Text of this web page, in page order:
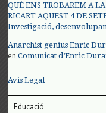
QUÈ ENS TROBAREM A
RICART AQUEST 4 DE
Investigació,
Anarchist genius Enric
enComunicat d’Enric
Avis Legal
Educació